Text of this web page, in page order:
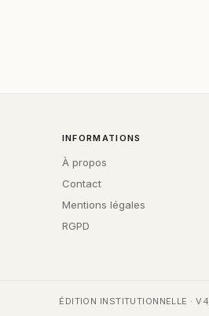
INFORMATIONS
À propos
Contact
Mentions légales
RGPD
ÉDITION INSTITUTIONNELLE · V4